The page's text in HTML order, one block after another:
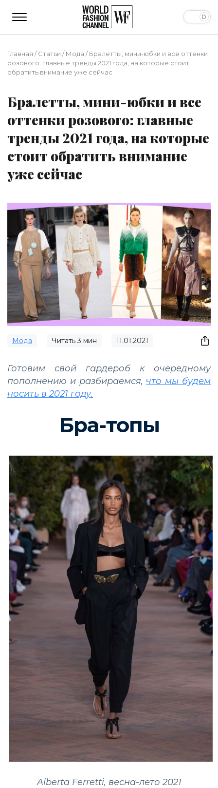
Главная /Статьи /Мода /Бралетты, мини-юбки и все оттенки
розового: главные тренды 2021 года, на которые стоит
обратить внимание уже сейчас
Бралетты, мини-юбки и все
оттенки розового: главные
тренды 2021 года, на которые
стоит обратить внимание
уже сейчас
Мода Читать3 мин 11.01.2021
Готовим свой гардероб к очередному
пополнению и разбираемся, что мы будем
носить в 2021 году.
Бра-топы
Alberta Ferretti, весна-лето 2021